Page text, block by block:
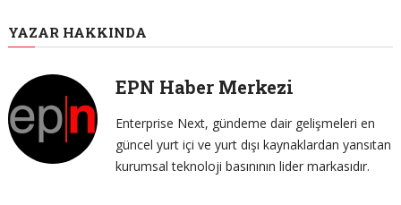
YAZAR HAKKINDA
EPN Haber Merkezi
Enterprise Next, gündeme dair gelişmeleri en
güncel yurt içi ve yurt dışı kaynaklardan yansıtan
kurumsal teknoloji basınının lider markasıdır.